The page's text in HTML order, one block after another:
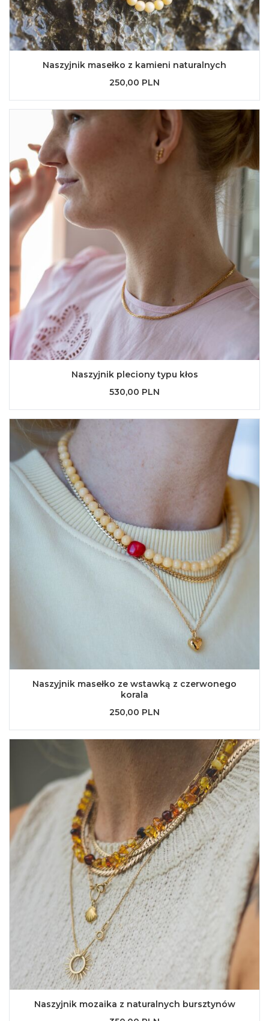
Naszyjnik masełko z kamieni naturalnych
250,00 PLN
Naszyjnik pleciony typu kłos
530,00 PLN
Naszyjnik masełko ze wstawką z czerwonego
korala
250,00 PLN
Naszyjnik mozaika z naturalnych bursztynów